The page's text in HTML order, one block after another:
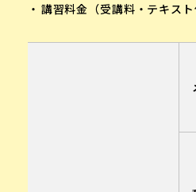
講習料金（受講料・テキスト